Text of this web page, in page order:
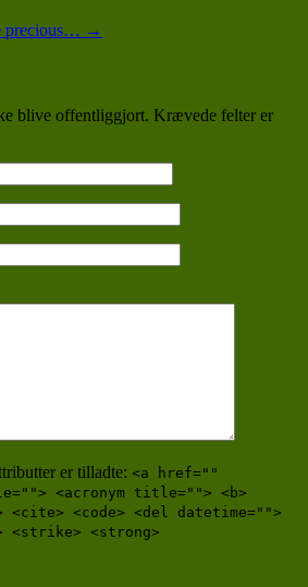
precious… →
blive offentliggjort. Krævede felter er
er tilladte: <a href=""
<acronym title=""> <b>
<cite> <code> <del datetime="">
<strike> <strong>